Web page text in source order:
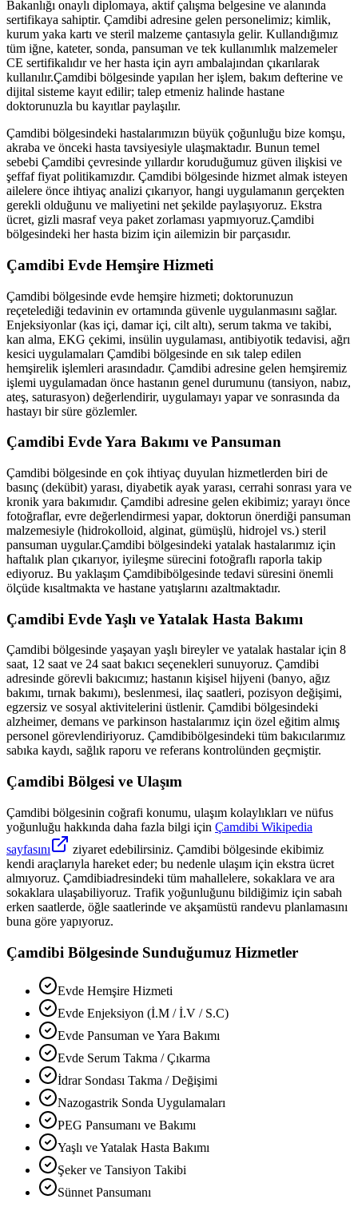
Bakanlığı onaylı diplomaya, aktif çalışma belgesine ve alanında
sertifikaya sahiptir. Çamdibi adresine gelen personelimiz; kimlik,
kurum yaka kartı ve steril malzeme çantasıyla gelir. Kullandığımız
tüm iğne, kateter, sonda, pansuman ve tek kullanımlık malzemeler
CE sertifikalıdır ve her hasta için ayrı ambalajından çıkarılarak
kullanılır.Çamdibi bölgesinde yapılan her işlem, bakım defterine ve
dijital sisteme kayıt edilir; talep etmeniz halinde hastane
doktorunuzla bu kayıtlar paylaşılır.
Çamdibi bölgesindeki hastalarımızın büyük çoğunluğu bize komşu,
akraba ve önceki hasta tavsiyesiyle ulaşmaktadır. Bunun temel
sebebi Çamdibi çevresinde yıllardır koruduğumuz güven ilişkisi ve
şeffaf fiyat politikamızdır. Çamdibi bölgesinde hizmet almak isteyen
ailelere önce ihtiyaç analizi çıkarıyor, hangi uygulamanın gerçekten
gerekli olduğunu ve maliyetini net şekilde paylaşıyoruz. Ekstra
ücret, gizli masraf veya paket zorlaması yapmıyoruz.Çamdibi
bölgesindeki her hasta bizim için ailemizin bir parçasıdır.
Çamdibi Evde Hemşire Hizmeti
Çamdibi bölgesinde evde hemşire hizmeti; doktorunuzun
reçetelediği tedavinin ev ortamında güvenle uygulanmasını sağlar.
Enjeksiyonlar (kas içi, damar içi, cilt altı), serum takma ve takibi,
kan alma, EKG çekimi, insülin uygulaması, antibiyotik tedavisi, ağrı
kesici uygulamaları Çamdibi bölgesinde en sık talep edilen
hemşirelik işlemleri arasındadır. Çamdibi adresine gelen hemşiremiz
işlemi uygulamadan önce hastanın genel durumunu (tansiyon, nabız,
ateş, saturasyon) değerlendirir, uygulamayı yapar ve sonrasında da
hastayı bir süre gözlemler.
Çamdibi Evde Yara Bakımı ve Pansuman
Çamdibi bölgesinde en çok ihtiyaç duyulan hizmetlerden biri de
basınç (dekübit) yarası, diyabetik ayak yarası, cerrahi sonrası yara ve
kronik yara bakımıdır. Çamdibi adresine gelen ekibimiz; yarayı önce
fotoğraflar, evre değerlendirmesi yapar, doktorun önerdiği pansuman
malzemesiyle (hidrokolloid, alginat, gümüşlü, hidrojel vs.) steril
pansuman uygular.Çamdibi bölgesindeki yatalak hastalarımız için
haftalık plan çıkarıyor, iyileşme sürecini fotoğraflı raporla takip
ediyoruz. Bu yaklaşım Çamdibibölgesinde tedavi süresini önemli
ölçüde kısaltmakta ve hastane yatışlarını azaltmaktadır.
Çamdibi Evde Yaşlı ve Yatalak Hasta Bakımı
Çamdibi bölgesinde yaşayan yaşlı bireyler ve yatalak hastalar için 8
saat, 12 saat ve 24 saat bakıcı seçenekleri sunuyoruz. Çamdibi
adresinde görevli bakıcımız; hastanın kişisel hijyeni (banyo, ağız
bakımı, tırnak bakımı), beslenmesi, ilaç saatleri, pozisyon değişimi,
egzersiz ve sosyal aktivitelerini üstlenir. Çamdibi bölgesindeki
alzheimer, demans ve parkinson hastalarımız için özel eğitim almış
personel görevlendiriyoruz. Çamdibibölgesindeki tüm bakıcılarımız
sabıka kaydı, sağlık raporu ve referans kontrolünden geçmiştir.
Çamdibi Bölgesi ve Ulaşım
Çamdibi bölgesinin coğrafi konumu, ulaşım kolaylıkları ve nüfus
yoğunluğu hakkında daha fazla bilgi için Çamdibi Wikipedia
sayfasını
ziyaret edebilirsiniz. Çamdibi bölgesinde ekibimiz
kendi araçlarıyla hareket eder; bu nedenle ulaşım için ekstra ücret
almıyoruz. Çamdibiadresindeki tüm mahallelere, sokaklara ve ara
sokaklara ulaşabiliyoruz. Trafik yoğunluğunu bildiğimiz için sabah
erken saatlerde, öğle saatlerinde ve akşamüstü randevu planlamasını
buna göre yapıyoruz.
Çamdibi Bölgesinde Sunduğumuz Hizmetler
Evde Hemşire Hizmeti
Evde Enjeksiyon (İ.M / İ.V / S.C)
Evde Pansuman ve Yara Bakımı
Evde Serum Takma / Çıkarma
İdrar Sondası Takma / Değişimi
Nazogastrik Sonda Uygulamaları
PEG Pansumanı ve Bakımı
Yaşlı ve Yatalak Hasta Bakımı
Şeker ve Tansiyon Takibi
Sünnet Pansumanı